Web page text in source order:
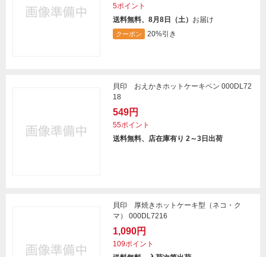
5ポイント
送料無料、8月8日（土） お届け
クーポン 20%引き
貝印 おえかきホットケーキペン 000DL72
18
549円
55ポイント
送料無料、店在庫有り 2～3日出荷
貝印 厚焼きホットケーキ型（ネコ・ク
マ） 000DL7216
1,090円
109ポイント